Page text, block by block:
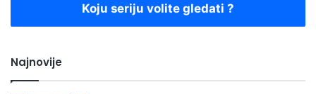
Koju seriju volite gledati ?
Najnovije